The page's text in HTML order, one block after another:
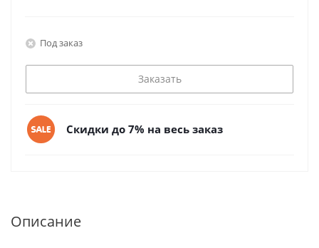
Под заказ
Заказать
Скидки до 7% на весь заказ
Описание